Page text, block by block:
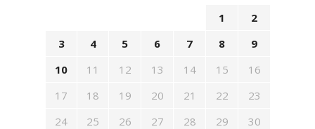
1
2
3
4 5 6 7 8
9
10
11 12 13 14 15
16
17
18 19 20 21 22
23
24
25 26 27 28 29
30